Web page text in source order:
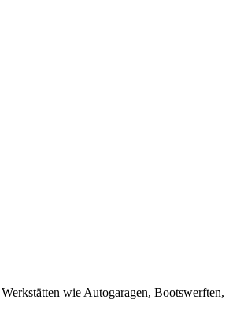
wie Autogaragen, Bootswerften,